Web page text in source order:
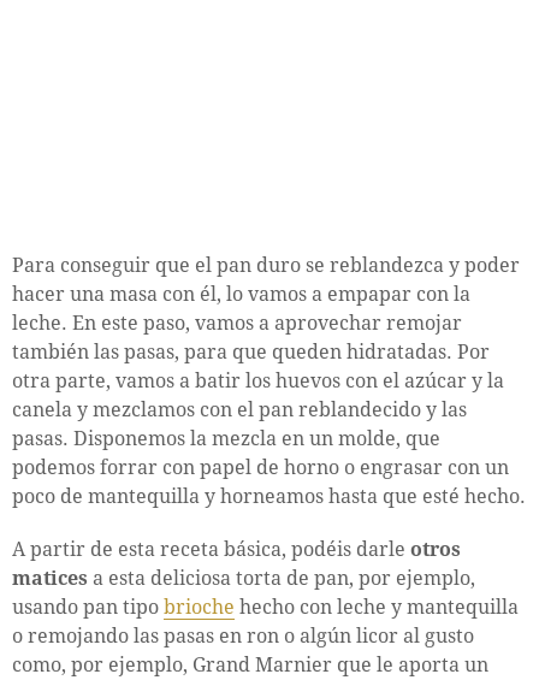
Para conseguir que el pan duro se reblandezca y poder
hacer una masa con él, lo vamos a empapar con la
leche. En este paso, vamos a aprovechar remojar
también las pasas, para que queden hidratadas. Por
otra parte, vamos a batir los huevos con el azúcar y la
canela y mezclamos con el pan reblandecido y las
pasas. Disponemos la mezcla en un molde, que
podemos forrar con papel de horno o engrasar con un
poco de mantequilla y horneamos hasta que esté hecho.
A partir de esta receta básica, podéis darle otros
matices a esta deliciosa torta de pan, por ejemplo,
usando pan tipo brioche hecho con leche y mantequilla
o remojando las pasas en ron o algún licor al gusto
como, por ejemplo, Grand Marnier que le aporta un